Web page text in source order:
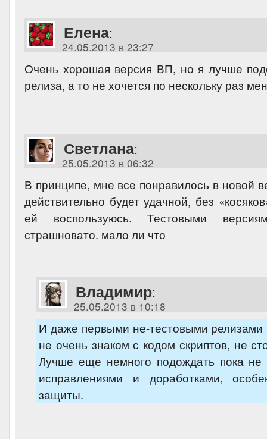
Елена:
24.05.2013 в 23:27
Очень хорошая версия ВП, но я лучше
релиза, а то не хочется по нескольку раз
Светлана:
25.05.2013 в 06:32
В принципе, мне все понравилось в новой
действительно будет удачной, без
ей воспользуюсь. Тестовыми
страшновато. мало ли что
Владимир:
25.05.2013 в 10:18
И даже первыми не-тестовыми релизами
не очень знаком с кодом скриптов, не
Лучше еще немного подождать пока не
исправлениями и доработками,
защиты.